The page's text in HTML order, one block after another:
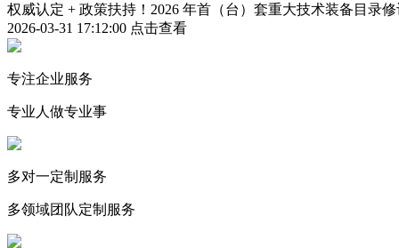
权威认定 + 政策扶持！2026 年首（台）套重大技术装备目录
2026-03-31 17:12:00 点击查看
专注企业服务
专业人做专业事
多对一定制服务
多领域团队定制服务